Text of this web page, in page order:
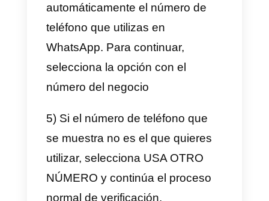
La aplicación de WhatsApp
Business no presenta ningún
módulo de estadísticas
comunicaciones que pasan
WhatsApp.
Callbell, el primer CRM integrado